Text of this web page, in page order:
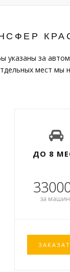
указаны за
мест мы
ДО 8
за